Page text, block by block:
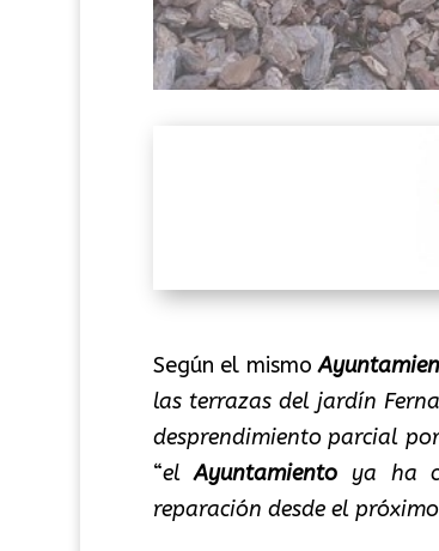
Según el mismo
las terrazas del jardín
desprendimiento parcial
“elAyuntamiento ya ha
reparación desde el